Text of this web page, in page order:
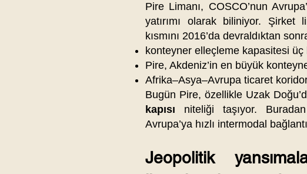
Pire Limanı, COSCO’nun
yatırımı olarak biliniyor. Şirket
kısmını 2016’da devraldıktan
konteyner elleçleme kapasitesi üç
Pire, Akdeniz’in en büyük
Afrika–Asya–Avrupa ticaret
Bugün Pire, özellikle Uzak
kapısı niteliği taşıyor.
Avrupa’ya hızlı intermodal
Jeopolitik